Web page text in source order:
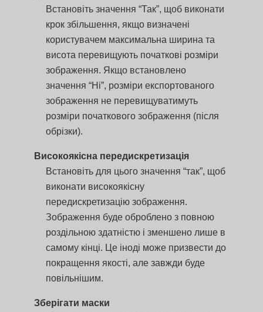
Встановіть значення “Так”, щоб виконати
крок збільшення, якщо визначені
користувачем максимальна ширина та
висота перевищують початкові розміри
зображення. Якщо встановлено
значення “Ні”, розміри експортованого
зображення не перевищуватимуть
розміри початкового зображення (після
обрізки).
Високоякісна передискретизація
Встановіть для цього значення “так”, щоб
виконати високоякісну
передискретизацію зображення.
Зображення буде оброблено з повною
роздільною здатністю і зменшено лише в
самому кінці. Це іноді може призвести до
покращення якості, але завжди буде
повільнішим.
Зберігати маски